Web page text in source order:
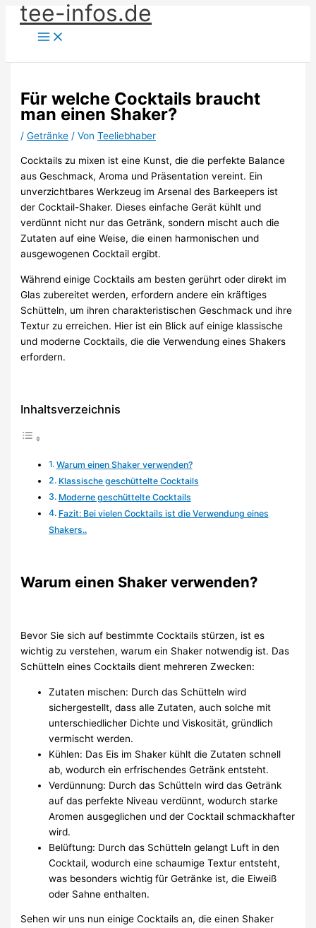
Zum
Inhalt
springen
tee-infos.de
Für welche Cocktails braucht
man einen Shaker?
/Getränke / VonTeeliebhaber
Cocktails zu mixen ist eine Kunst, die die perfekte Balance
aus Geschmack, Aroma und Präsentation vereint. Ein
unverzichtbares Werkzeug im Arsenal des Barkeepers ist
der Cocktail-Shaker. Dieses einfache Gerät kühlt und
verdünnt nicht nur das Getränk, sondern mischt auch die
Zutaten auf eine Weise, die einen harmonischen und
ausgewogenen Cocktail ergibt.
Während einige Cocktails am besten gerührt oder direkt im
Glas zubereitet werden, erfordern andere ein kräftiges
Schütteln, um ihren charakteristischen Geschmack und ihre
Textur zu erreichen. Hier ist ein Blick auf einige klassische
und moderne Cocktails, die die Verwendung eines Shakers
erfordern.
Inhaltsverzeichnis
Warum einen Shaker verwenden?
Klassische geschüttelte Cocktails
Moderne geschüttelte Cocktails
Fazit: Bei vielen Cocktails ist die Verwendung eines
Shakers..
Warum einen Shaker verwenden?
Bevor Sie sich auf bestimmte Cocktails stürzen, ist es
wichtig zu verstehen, warum ein Shaker notwendig ist. Das
Schütteln eines Cocktails dient mehreren Zwecken:
Zutaten mischen: Durch das Schütteln wird
sichergestellt, dass alle Zutaten, auch solche mit
unterschiedlicher Dichte und Viskosität, gründlich
vermischt werden.
Kühlen: Das Eis im Shaker kühlt die Zutaten schnell
ab, wodurch ein erfrischendes Getränk entsteht.
Verdünnung: Durch das Schütteln wird das Getränk
auf das perfekte Niveau verdünnt, wodurch starke
Aromen ausgeglichen und der Cocktail schmackhafter
wird.
Belüftung: Durch das Schütteln gelangt Luft in den
Cocktail, wodurch eine schaumige Textur entsteht,
was besonders wichtig für Getränke ist, die Eiweiß
oder Sahne enthalten.
Sehen wir uns nun einige Cocktails an, die einen Shaker